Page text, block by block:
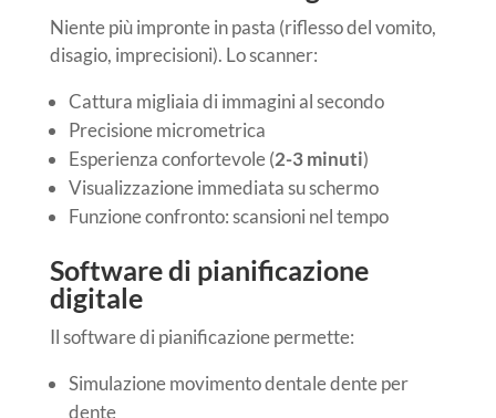
Niente più impronte in pasta (riflesso del vomito,
disagio, imprecisioni). Lo scanner:
Cattura migliaia di immagini al secondo
Precisione micrometrica
Esperienza confortevole (2-3 minuti)
Visualizzazione immediata su schermo
Funzione confronto: scansioni nel tempo
Software di pianificazione
digitale
Il software di pianificazione permette:
Simulazione movimento dentale dente per
dente